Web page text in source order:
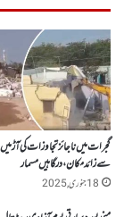
سے زائد مکان ،درگاہیں مسمار
18 جنوری, 2025